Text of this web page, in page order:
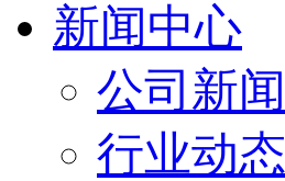
新闻中心
公司新闻
行业动态